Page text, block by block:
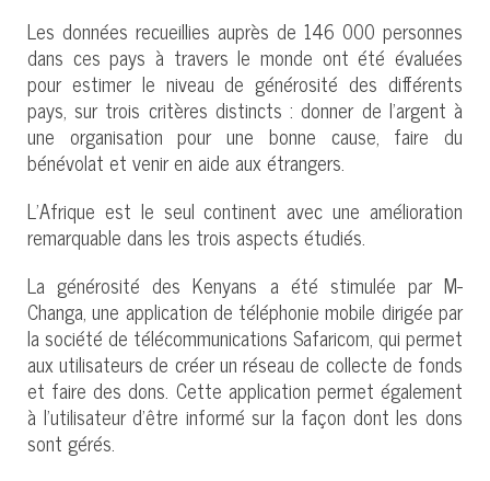
Les données recueillies auprès de 146 000 personnes
dans ces pays à travers le monde ont été évaluées
pour estimer le niveau de générosité des différents
pays, sur trois critères distincts : donner de l’argent à
une organisation pour une bonne cause, faire du
bénévolat et venir en aide aux étrangers.
L’Afrique est le seul continent avec une amélioration
remarquable dans les trois aspects étudiés.
La générosité des Kenyans a été stimulée par M-
Changa, une application de téléphonie mobile dirigée par
la société de télécommunications Safaricom, qui permet
aux utilisateurs de créer un réseau de collecte de fonds
et faire des dons. Cette application permet également
à l’utilisateur d’être informé sur la façon dont les dons
sont gérés.